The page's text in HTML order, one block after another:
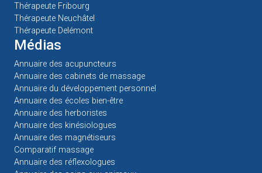
Thérapeute Fribourg
Thérapeute Neuchâtel
Thérapeute Delémont
Médias
Annuaire des acupuncteurs
Annuaire des cabinets de massage
Annuaire du développement personnel
Annuaire des écoles bien-être
Annuaire des herboristes
Annuaire des kinésiologues
Annuaire des magnétiseurs
Comparatif massage
Annuaire des réflexologues